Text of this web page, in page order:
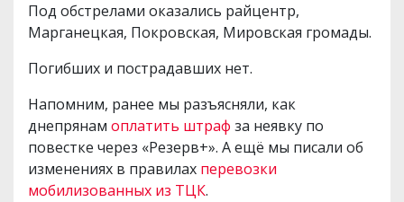
Под обстрелами оказались райцентр,
Марганецкая, Покровская, Мировская громады.
Погибших и пострадавших нет.
Напомним, ранее мы разъясняли, как
днепрянам оплатить штраф за неявку по
повестке через «Резерв+». А ещё мы писали об
изменениях в правилах перевозки
мобилизованных из ТЦК.